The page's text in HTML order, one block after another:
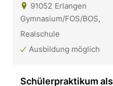
91052 Erlangen
Gymnasium/FOS/BOS,
Realschule
Ausbildung möglich
Schülerpraktikum als